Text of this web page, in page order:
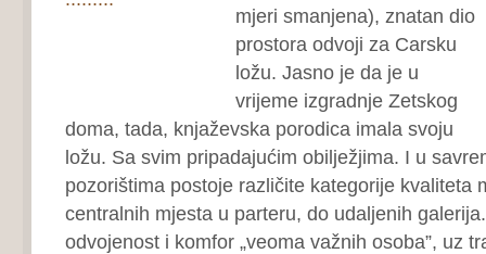
mjeri smanjena), znatan dio
prostora odvoji za Carsku
ložu. Jasno je da je u
vrijeme izgradnje Zetskog
doma, tada, knjaževska porodica imala svoju
ložu. Sa svim pripadajućim obilježjima. I u
pozorištima postoje različite kategorije kvaliteta
centralnih mjesta u parteru, do udaljenih
odvojenost i komfor „veoma važnih osoba”, uz